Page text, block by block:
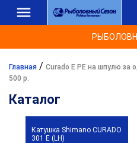
Главная / Curado E PE на шпулю за
500 р.
Каталог
Катушка Shimano CURADO
301 E (LH)